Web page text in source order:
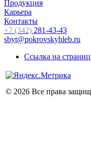
Продукция
Карьера
Контакты
+7 (342) 281-43-43
sbyt@pokrovskyhleb.ru
Ссылка на
© 2026 Все права